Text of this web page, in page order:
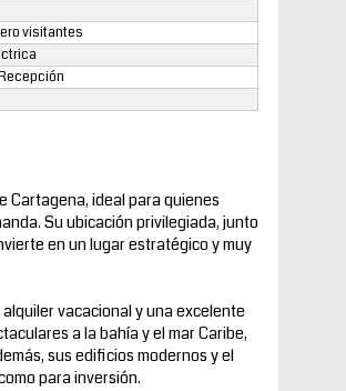
visitantes
Cartagena, ideal para quienes
Su ubicación privilegiada, junto
en un lugar estratégico y muy
vacacional y una excelente
a la bahía y el mar Caribe,
sus edificios modernos y el
para inversión.